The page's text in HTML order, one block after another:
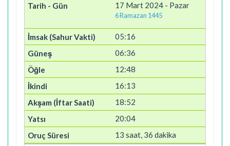
17 Mart 2024 - Pazar
6 Ramazan 1445
05:16
06:36
12:48
16:13
18:52
20:04
13 saat, 36 dakika